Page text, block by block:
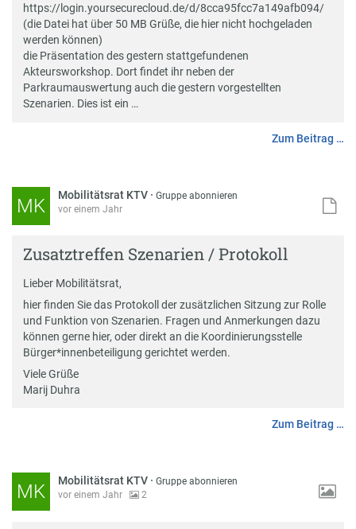
https://login.yoursecurecloud.de/d/8cca95fcc7a149afb094/
(die Datei hat über 50 MB Grüße, die hier nicht hochgeladen
werden können)
die Präsentation des gestern stattgefundenen
Akteursworkshop. Dort findet ihr neben der
Parkraumauswertung auch die gestern vorgestellten
Szenarien. Dies ist ein …
Zum Beitrag …
MK Mobilitätsrat KTV ·Gruppe abonnieren
vor einem Jahr
Zusatztreffen Szenarien / Protokoll
Lieber Mobilitätsrat,
hier finden Sie das Protokoll der zusätzlichen Sitzung zur Rolle
und Funktion von Szenarien. Fragen und Anmerkungen dazu
können gerne hier, oder direkt an die Koordinierungsstelle
Bürger*innenbeteiligung gerichtet werden.
Viele Grüße
Marij Duhra
Zum Beitrag …
MK Mobilitätsrat KTV ·Gruppe abonnieren
vor einem Jahr
2